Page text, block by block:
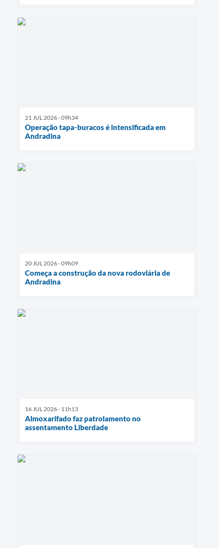
21 JUL 2026 - 09h34
Operação tapa-buracos é intensificada em
Andradina
20 JUL 2026 - 09h09
Começa a construção da nova rodoviária de
Andradina
16 JUL 2026 - 11h13
Almoxarifado faz patrolamento no
assentamento Liberdade